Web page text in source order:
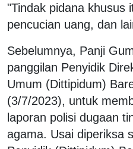
"Tindak pidana khusus
pencucian uang, dan
Sebelumnya, Panji
panggilan Penyidik
Umum (Dittipidum)
(3/7/2023), untuk
laporan polisi dugaan
agama. Usai diperiksa